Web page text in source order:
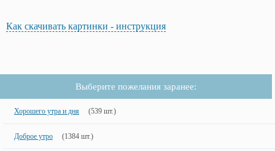
Как скачивать картинки - инструкция
Выберите пожелания заранее:
Хорошего утра и дня (539 шт.)
Доброе утро (1384 шт.)